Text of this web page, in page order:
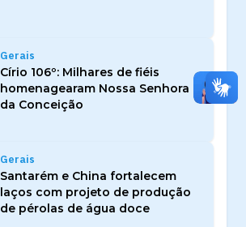
Gerais
Círio 106º: Milhares de fiéis
homenagearam Nossa Senhora
da Conceição
Gerais
Santarém e China fortalecem
laços com projeto de produção
de pérolas de água doce